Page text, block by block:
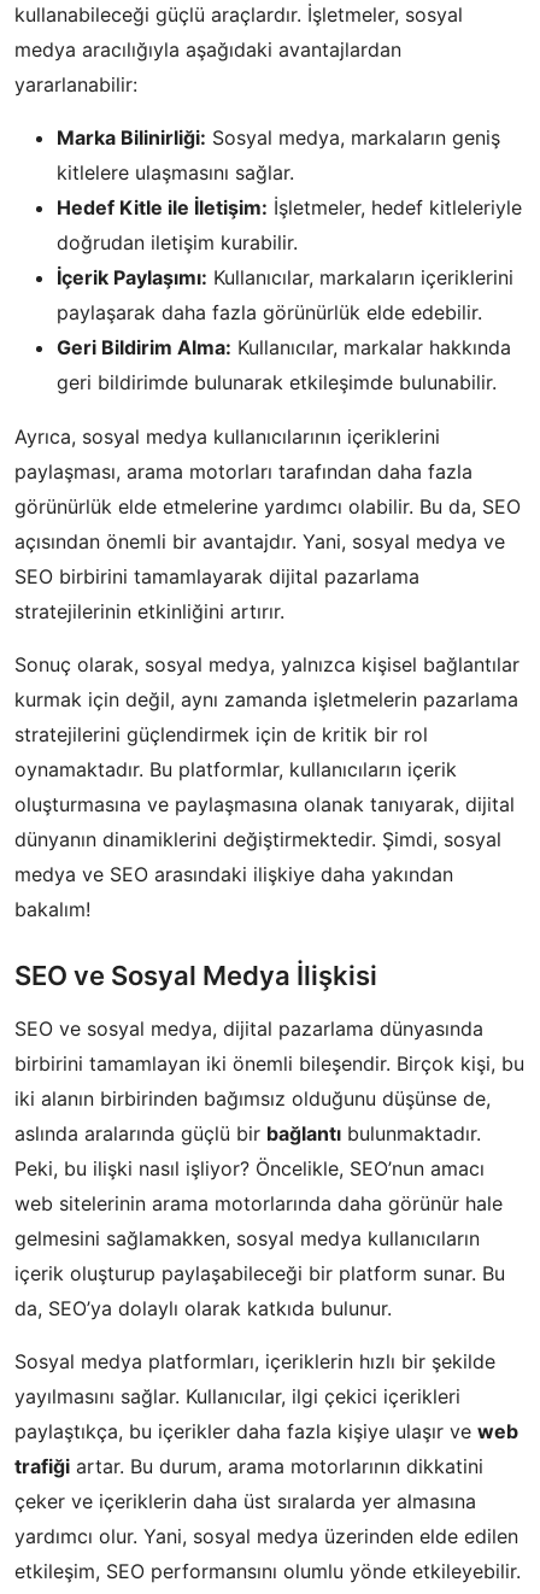
kullanabileceği güçlü araçlardır. İşletmeler, sosyal
medya aracılığıyla aşağıdaki avantajlardan
yararlanabilir:
Marka Bilinirliği: Sosyal medya, markaların geniş
kitlelere ulaşmasını sağlar.
Hedef Kitle ile İletişim: İşletmeler, hedef kitleleriyle
doğrudan iletişim kurabilir.
İçerik Paylaşımı: Kullanıcılar, markaların içeriklerini
paylaşarak daha fazla görünürlük elde edebilir.
Geri Bildirim Alma: Kullanıcılar, markalar hakkında
geri bildirimde bulunarak etkileşimde bulunabilir.
Ayrıca, sosyal medya kullanıcılarının içeriklerini
paylaşması, arama motorları tarafından daha fazla
görünürlük elde etmelerine yardımcı olabilir. Bu da, SEO
açısından önemli bir avantajdır. Yani, sosyal medya ve
SEO birbirini tamamlayarak dijital pazarlama
stratejilerinin etkinliğini artırır.
Sonuç olarak, sosyal medya, yalnızca kişisel bağlantılar
kurmak için değil, aynı zamanda işletmelerin pazarlama
stratejilerini güçlendirmek için de kritik bir rol
oynamaktadır. Bu platformlar, kullanıcıların içerik
oluşturmasına ve paylaşmasına olanak tanıyarak, dijital
dünyanın dinamiklerini değiştirmektedir. Şimdi, sosyal
medya ve SEO arasındaki ilişkiye daha yakından
bakalım!
SEO ve Sosyal Medya İlişkisi
SEO ve sosyal medya, dijital pazarlama dünyasında
birbirini tamamlayan iki önemli bileşendir. Birçok kişi, bu
iki alanın birbirinden bağımsız olduğunu düşünse de,
aslında aralarında güçlü bir bağlantı bulunmaktadır.
Peki, bu ilişki nasıl işliyor? Öncelikle, SEO’nun amacı
web sitelerinin arama motorlarında daha görünür hale
gelmesini sağlamakken, sosyal medya kullanıcıların
içerik oluşturup paylaşabileceği bir platform sunar. Bu
da, SEO’ya dolaylı olarak katkıda bulunur.
Sosyal medya platformları, içeriklerin hızlı bir şekilde
yayılmasını sağlar. Kullanıcılar, ilgi çekici içerikleri
paylaştıkça, bu içerikler daha fazla kişiye ulaşır ve web
trafiği artar. Bu durum, arama motorlarının dikkatini
çeker ve içeriklerin daha üst sıralarda yer almasına
yardımcı olur. Yani, sosyal medya üzerinden elde edilen
etkileşim, SEO performansını olumlu yönde etkileyebilir.